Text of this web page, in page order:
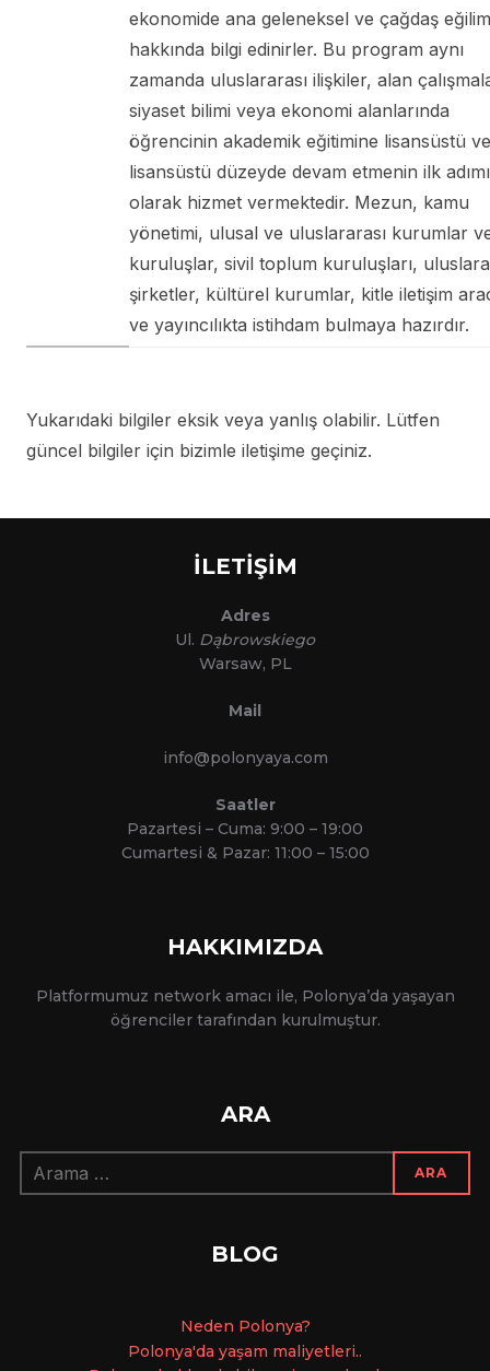
ekonomide ana geleneksel ve çağdaş
hakkında bilgi edinirler. Bu program aynı
zamanda uluslararası ilişkiler, alan
siyaset bilimi veya ekonomi alanlarında
öğrencinin akademik eğitimine lisansüstü ve
lisansüstü düzeyde devam etmenin ilk adımı
olarak hizmet vermektedir. Mezun, kamu
yönetimi, ulusal ve uluslararası kurumlar
kuruluşlar, sivil toplum kuruluşları,
şirketler, kültürel kurumlar, kitle iletişim
ve yayıncılıkta istihdam bulmaya hazırdır.
Yukarıdaki bilgiler eksik veya yanlış olabilir. Lütfen
güncel bilgiler için bizimle iletişime geçiniz.
İLETİŞİM
Adres
Ul. Dąbrowskiego
Warsaw, PL
Mail
info@polonyaya.com
Saatler
Pazartesi – Cuma: 9:00 – 19:00
Cumartesi & Pazar: 11:00 – 15:00
HAKKIMIZDA
Platformumuz network amacı ile, Polonya’da yaşayan
öğrenciler tarafından kurulmuştur.
ARA
Arama:
ARA
BLOG
Neden Polonya?
Polonya'da yaşam maliyetleri..